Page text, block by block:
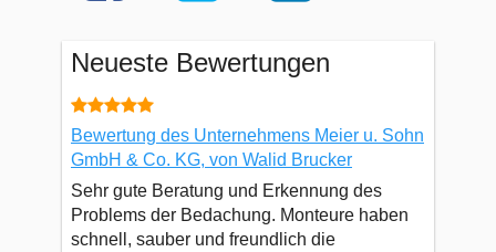
Neueste Bewertungen
Bewertung des Unternehmens Meier u. Sohn
GmbH & Co. KG, von Walid Brucker
Sehr gute Beratung und Erkennung des
Problems der Bedachung. Monteure haben
schnell, sauber und freundlich die